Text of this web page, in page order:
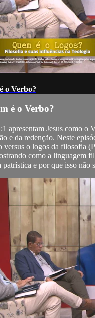
o Verbo?
é o Verbo?
apresentam Jesus como o
e da redenção. Neste
o logos da filosofia
como a linguagem
patrística e por que isso não